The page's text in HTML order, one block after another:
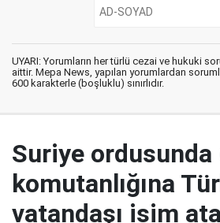
UYARI: Yorumların her türlü cezai ve hukuki
aittir. Mepa News, yapılan yorumlardan
600 karakterle (boşluklu) sınırlıdır.
Suriye ordusunda
komutanlığına
vatandaşı isim